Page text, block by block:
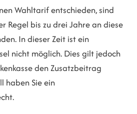
Wahltarif entschieden, sind
Regel bis zu drei Jahre an diese
In dieser Zeit ist ein
nicht möglich. Dies gilt jedoch
den Zusatzbeitrag
haben Sie ein